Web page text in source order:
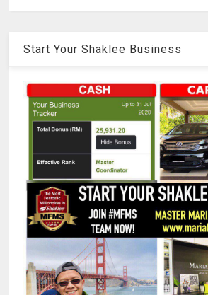
Start Your Shaklee Business